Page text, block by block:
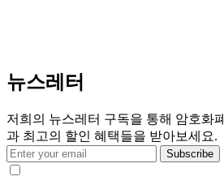
뉴스레터
저희의 뉴스레터 구독을 통해 암호화
과 최고의 할인 혜택들을 받아보세요.
Subscribe